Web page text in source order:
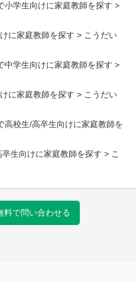
小学生向けに家庭教師を探す >
に家庭教師を探す > こうだい
中学生向けに家庭教師を探す >
に家庭教師を探す > こうだい
高校生/高卒生向けに家庭教師を
生向けに家庭教師を探す > こ
料で問い合わせる